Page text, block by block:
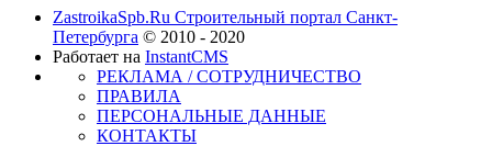
ZastroikaSpb.Ru Строительный портал Санкт-
Петербурга © 2010 - 2020
Работает на InstantCMS
РЕКЛАМА / СОТРУДНИЧЕСТВО
ПРАВИЛА
ПЕРСОНАЛЬНЫЕ ДАННЫЕ
КОНТАКТЫ